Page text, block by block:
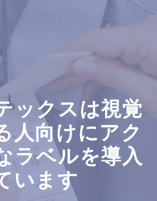
ックスは視覚
人向けにアク
ラベルを導入
います